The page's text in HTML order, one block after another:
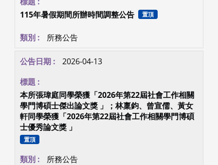
115年暑假期間所辦時間調整公告 置頂
所務公告
2026-04-13
本所張瑋庭同學榮獲「2026年第22屆社會工作相關
學門博碩士傑出論文獎 」；林稟鈞、曾宣儒、黃女
軒同學榮獲「2026年第22屆社會工作相關學門博碩
士優秀論文獎 」
置頂
所務公告